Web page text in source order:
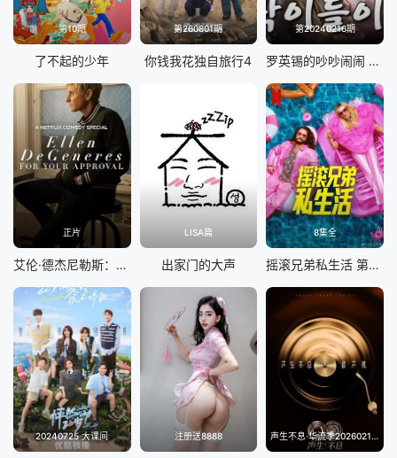
20240625加码 20240627
20240627 20240701
20240702 20240703
20240708 20240709
20240710 20240711
20240712 20240713
20240715 20240716
20240717 20240718
第10期
了不起的少年
第260801期
你钱我花独自旅行4
第20240216期
罗英锡的吵吵闹闹 蹦蹦地球游戏厅篇
正片
艾伦·德杰尼勒斯：请你许可
LISA篇
出家门的大声
8集全
摇滚兄弟私生活 第二季
20240725 大课间 注册送8888 声生不息·华流季20260214(典藏版)